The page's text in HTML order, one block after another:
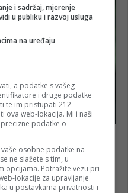
i sadržaj, mjerenje
u publiku i razvoj usluga
na uređaju
a podatke s vašeg
i druge podatke
te im pristupati 212
ova web-lokacija. Mi i naši
podatke o
osobne podatke na
ne slažete s tim, u
opcijama. Potražite vezu pri
lokacije za upravljanje
u postavkama privatnosti i